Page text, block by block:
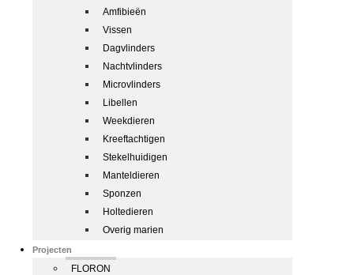
Amfibieën
Vissen
Dagvlinders
Nachtvlinders
Microvlinders
Libellen
Weekdieren
Kreeftachtigen
Stekelhuidigen
Manteldieren
Sponzen
Holtedieren
Overig marien
Projecten
FLORON